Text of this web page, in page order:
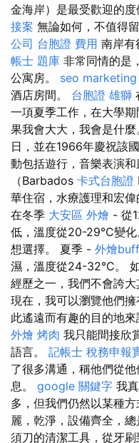
金海岸）是最受歡迎的
接案 無論如何，不​​值得
公司 台胞證 費用 南岸有
帳士 題庫 非常同情的是
公寓房。 seo marketing
酒店房間。 台胞證 雄獅
一項夏季工作，在大學
果我會大大，我會是什
日，並在1966年慶祝該
動包括遊行，音樂表演
（Barbados 卡式台胞證
華住宿，水療護理和宏偉
在冬季 大安區 外燴 - 從
低，溫度從20-29°C變
想選擇。 夏季 - 外燴
濕，溫度從24-32°C。
經歷之一，我們不會誇大
現在，我可以瀏覽他們
此遙遠而有趣的目的地
外燴 烤肉 我只能間接欣
語言。 記帳士 稅務申報
了很多溝通，稱他們從
息。 google 關鍵字 我
多，但我們仍然以某種
麗，乾淨，設備齊全，
須刀的清潔工具，從牙刷